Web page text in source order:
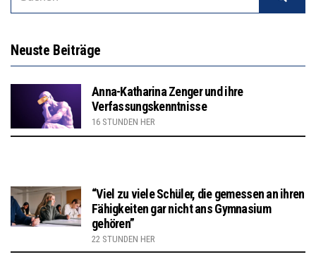
Neuste Beiträge
Anna-Katharina Zenger und ihre
Verfassungskenntnisse
16 STUNDEN HER
“Viel zu viele Schüler, die gemessen an ihren
Fähigkeiten gar nicht ans Gymnasium
gehören”
22 STUNDEN HER